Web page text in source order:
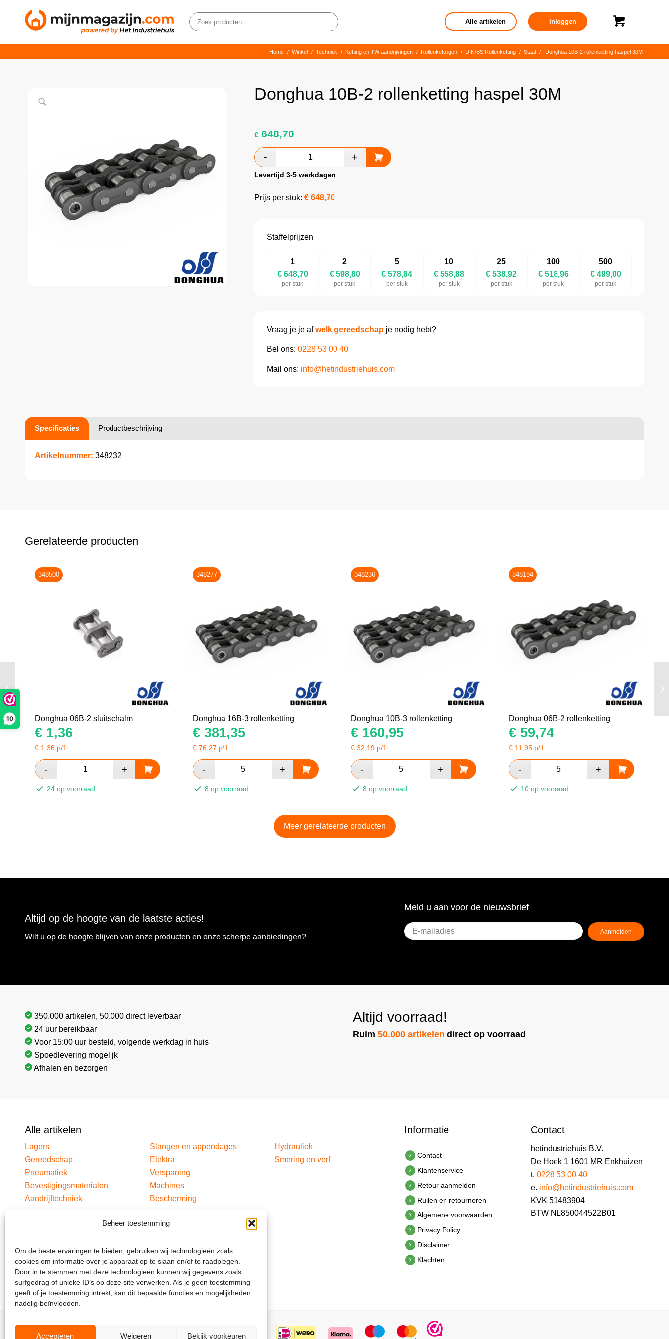
10
Beheer toestemming
Om de beste ervaringen te bieden, gebruiken wij technologieën zoals
cookies om informatie over je apparaat op te slaan en/of te raadplegen.
Door in te stemmen met deze technologieën kunnen wij gegevens zoals
surfgedrag of unieke ID’s op deze site verwerken. Als je geen toestemming
geeft of je toestemming intrekt, kan dit bepaalde functies en mogelijkheden
nadelig beïnvloeden.
Accepteren Weigeren Bekijk voorkeuren
Alle artikelen Inloggen
Home / Winkel / Techniek / Ketting en TW aandrijvingen / Rollenkettingen / DIN/BS Rollenketting / Staal / Donghua 10B-2 rollenketting haspel 30M
Donghua 10B-2 rollenketting haspel 30M
€648,70
Levertijd 3-5 werkdagen
Prijs per stuk: € 648,70
Staffelprijzen
1
€ 648,70
per stuk
2
€ 598,80
per stuk
5
€ 578,84
per stuk
10
€ 558,88
per stuk
25
€ 538,92
per stuk
100
€ 518,96
per stuk
500
€ 499,00
per stuk
Vraag je je afwelk gereedschapje nodig hebt?
Bel ons: 0228 53 00 40
Mail ons: info@hetindustriehuis.com
Specificaties Productbeschrijving
Artikelnummer: 348232
Gerelateerde producten
348500
Donghua 06B-2 sluitschalm
€ 1,36
€ 1,36 p/1
24 op voorraad
348277
Donghua 16B-3 rollenketting
€ 381,35
€76,27 p/1
8 op voorraad
348236
Donghua 10B-3 rollenketting
€160,95
€ 32,19p/1
8 op voorraad
348194
Donghua 06B-2 rollenketting
€59,74
€ 11,95p/1
10 op voorraad
Meer gerelateerde producten
Altijd op de hoogte van de laatste acties!
Wilt u op de hoogte blijven van onze producten en onze scherpe aanbiedingen?
Meld u aan voor de nieuwsbrief
E-
mailadres(Vereist)
Aanmelden
350.000 artikelen, 50.000 direct leverbaar
24 uur bereikbaar
Voor 15:00 uur besteld, volgende werkdag in huis
Spoedlevering mogelijk
Afhalen en bezorgen
Altijd voorraad!
Ruim50.000 artikelen direct op voorraad
Alle artikelen
Lagers
Gereedschap
Pneumatiek
Bevestigingsmaterialen
Aandrijftechniek
Slangen en appendages
Elektra
Verspaning
Machines
Bescherming
Hydrauliek
Smering en verf
Informatie
Contact
Klantenservice
Retour aanmelden
Ruilen en retourneren
Algemene voorwaarden
Privacy Policy
Disclaimer
Klachten
Contact
hetindustriehuis B.V.
De Hoek 1 1601 MR Enkhuizen
t. 0228 53 00 40
e. info@hetindustriehuis.com
KVK 51483904
BTW NL850044522B01
rollenketting